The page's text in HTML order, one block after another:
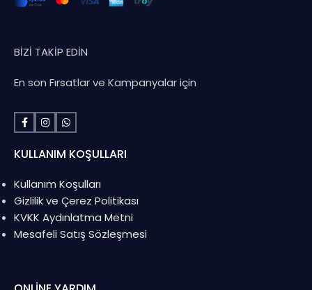
BİZİ TAKİP EDİN
En son Fırsatlar ve Kampanyalar için
KULLANIM KOŞULLARI
Kullanım Koşulları
Gizlilik ve Çerez Politikası
KVKK Aydınlatma Metni
Mesafeli Satış Sözleşmesi